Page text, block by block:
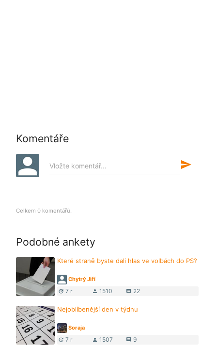
Komentáře
Vložte komentář... send
Celkem 0 komentářů.
Podobné ankety
Které straně byste dali hlas ve volbách do PS?
Chytrý Jiří
update 7 r person 1510 comment 22
Nejoblíbenější den v týdnu
Soraja
update 7 r person 1507 comment 9